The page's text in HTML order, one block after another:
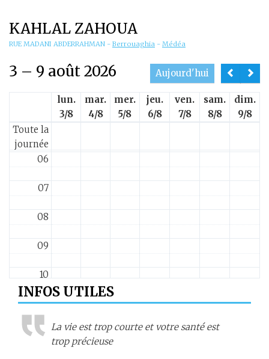
KAHLAL ZAHOUA
RUE MADANI ABDERRAHMAN - Berrouaghia - Médéa
3 – 9 août 2026 Aujourd'hui
lun.
3/8
mar.
4/8
mer.
5/8
jeu.
6/8
ven.
7/8
sam.
8/8
dim.
9/8
Toute la
journée
02
03
05
06
07
08
09
10
11
12
INFOS UTILES
La vie est trop courte et votre santé est
trop précieuse